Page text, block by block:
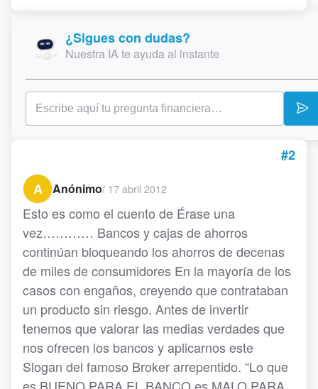
¿Sigues con dudas?
Nuestra IA te ayuda al instante
#2
A
Anónimo/ 17 abril 2012
Esto es como el cuento de Érase una
vez………… Bancos y cajas de ahorros
continúan bloqueando los ahorros de decenas
de miles de consumidores En la mayoría de los
casos con engaños, creyendo que contrataban
un producto sin riesgo. Antes de invertir
tenemos que valorar las medias verdades que
nos ofrecen los bancos y aplicarnos este
Slogan del famoso Broker arrepentido. “Lo que